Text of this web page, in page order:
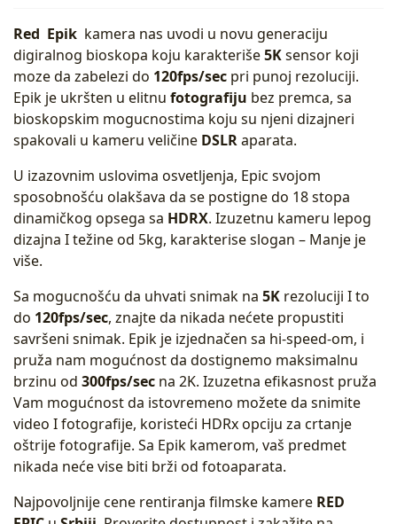
Red Epik kamera nas uvodi u novu generaciju
digiralnog bioskopa koju karakteriše5Ksensor koji
moze da zabelezi do 120fps/sec pri punoj rezoluciji.
Epik je ukršten u elitnu fotografiju bez premca, sa
bioskopskim mogucnostima koju su njeni dizajneri
spakovali u kameru veličine DSLRaparata.
U izazovnim uslovima osvetljenja, Epic svojom
sposobnošću olakšava da se postigne do 18 stopa
dinamičkog opsega sa HDRX. Izuzetnu kameru lepog
dizajna I težine od 5kg, karakterise slogan – Manje je
više.
Sa mogucnošću da uhvati snimak na 5K rezoluciji I to
do 120fps/sec, znajte da nikada nećete propustiti
savršeni snimak. Epik je izjednačen sa hi-speed-om, i
pruža nam mogućnost da dostignemo maksimalnu
brzinu od 300fps/sec na 2K. Izuzetna efikasnost pruža
Vam mogućnost da istovremeno možete da snimite
video I fotografije, koristeći HDRxopciju za crtanje
oštrije fotografije. Sa Epik kamerom, vaš predmet
nikada neće vise biti brži od fotoaparata.
Najpovoljnije cene rentiranja filmske kamere RED